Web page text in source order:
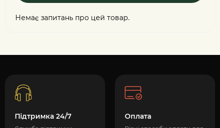
Немає запитань про цей товар.
Підтримка 24/7 Оплата